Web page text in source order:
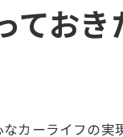
車検の各
業者選び
アフター
てお
カーライフの